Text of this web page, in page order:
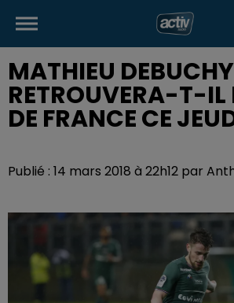
MATHIEU DEBUCHY
RETROUVERA-T-IL
DE FRANCE CE
Publié : 14 mars 2018 à 22h12 par